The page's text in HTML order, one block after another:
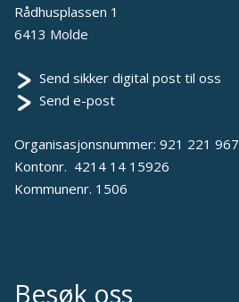
Rådhusplassen 1
6413 Molde
Send sikker digital post til oss
Send e-post
Organisasjonsnummer: 921 221 967
Kontonr. 4214 14 15926
Kommunenr. 1506
Besøk oss